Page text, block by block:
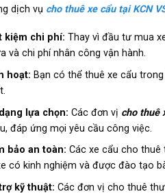
dịch vụ cho thuê xe cẩu tại KCN
kiệm chi phí: Thay vì đầu tư mua
và chi phí nhân công vận hành.
hoạt: Bạn có thể thuê xe cẩu
lựa chọn: Các đơn vị cho thuê
đáp ứng mọi yêu cầu công việc.
bảo an toàn: Các xe cẩu cho
có kinh nghiệm và được đào tạo
kỹ thuật: Các đơn vị cho thuê